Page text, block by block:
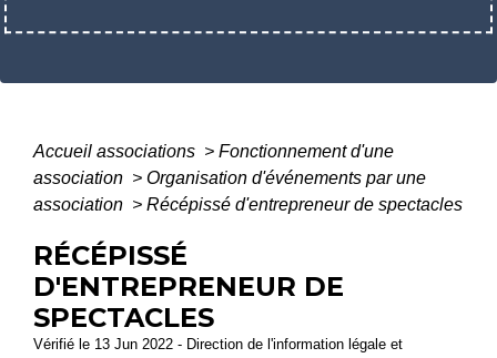
Accueil associations > Fonctionnement d'une
association > Organisation d'événements par une
association > Récépissé d'entrepreneur de spectacles
RÉCÉPISSÉ
D'ENTREPRENEUR DE
SPECTACLES
Vérifié le 13 Jun 2022 - Direction de l'information légale et